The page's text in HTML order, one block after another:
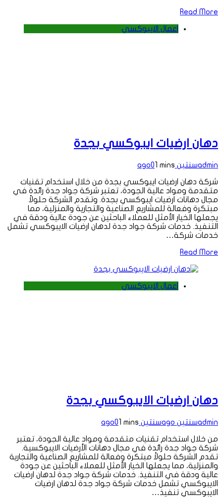
Read More
اعمال الايبوكسي
دهان ارضيات ايبوكسي بجدة
adminسنتين ago 01 mins
شركة دهان ارضيات ايبوكسي بجدة من خلال استخدام تقنيات
متقدمة ومواد عالية الجودة، تعتبر شركة جواد جدة رائدة في
مجال دهانات ارضيات ايبوكسي بجدة. وتقدم الشركة حلولاً
مبتكرة وفعالة للمشاريع الصناعية والتجارية والمنزلية، مما
يجعلها الخيار الأمثل للعملاء الباحثين عن جودة عالية ودقة في
التنفيذ. خدمات شركة جواد جدة لدهان ارضيات الايبوكسي تشمل
خدمات شركة…
Read More
اعمال الايبوكسي
دهان ارضيات الايبوكسي بجدة
adminسنتين ago سنتين ago 01 mins
من خلال استخدام تقنيات متقدمة ومواد عالية الجودة، تعتبر
شركة جواد جدة رائدة في مجال دهانات الأرضيات الايبوكسية.
تقدم الشركة حلولاً مبتكرة وفعالة للمشاريع الصناعية والتجارية
والمنزلية، مما يجعلها الخيار الأمثل للعملاء الباحثين عن جودة
عالية ودقة في التنفيذ. خدمات شركة جواد جدة لدهان ارضيات
الايبوكسي تشمل خدمات شركة جواد جدة لدهان ارضيات
الايبوكسي تنفيذ…